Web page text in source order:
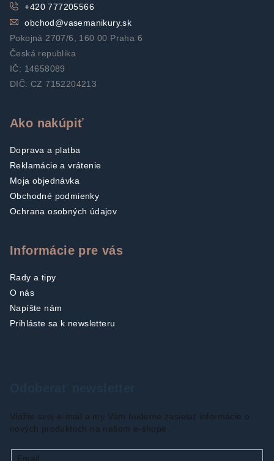
+420 777205566
obchod@vasemanikury.sk
Pokojná 2707/6, 160 00 Praha 6
Česká republika
IČ: 14658089
DIČ: CZ 7152204213
Ako nakúpiť
Doprava a platba
Reklamácie a vrátenie
Moja objednávka
Obchodné podmienky
Ochrana osobných údajov
Informácie pre vás
Rady a tipy
O nás
Napíšte nám
Prihláste sa k newsletteru
Vložte svoj e-mail a my Vám budeme zasielať informácie o
nových produktoch na našom e-shope.
Email